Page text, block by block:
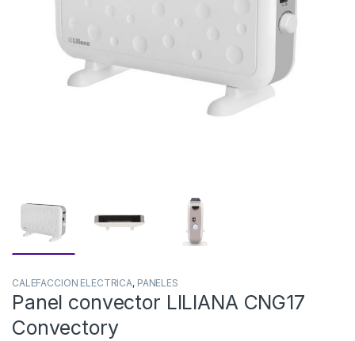
CALEFACCION ELECTRICA, PANELES
Panel convector LILIANA CNG17
Convectory